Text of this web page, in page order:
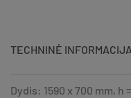
TECHNINĖ INFORMACIJA
Dydis: 1590 x 700 mm, h